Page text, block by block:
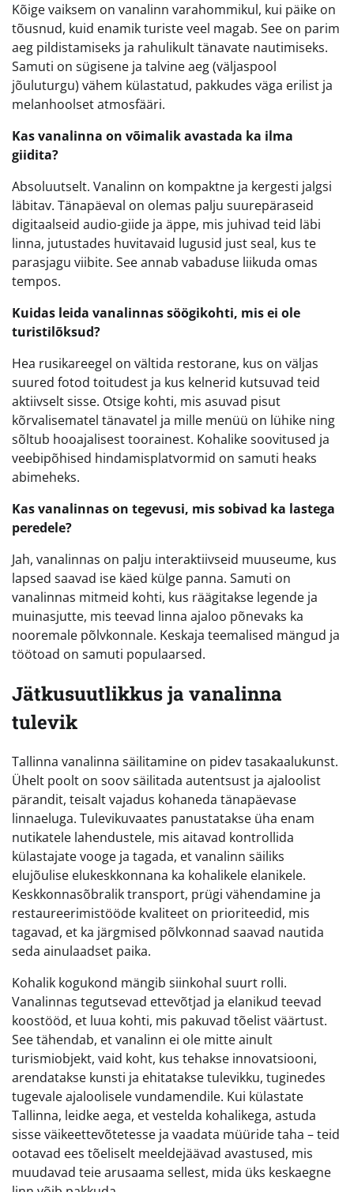
Kõige vaiksem on vanalinn varahommikul, kui päike on
tõusnud, kuid enamik turiste veel magab. See on parim
aeg pildistamiseks ja rahulikult tänavate nautimiseks.
Samuti on sügisene ja talvine aeg (väljaspool
jõuluturgu) vähem külastatud, pakkudes väga erilist ja
melanhoolset atmosfääri.
Kas vanalinna on võimalik avastada ka ilma
giidita?
Absoluutselt. Vanalinn on kompaktne ja kergesti jalgsi
läbitav. Tänapäeval on olemas palju suurepäraseid
digitaalseid audio-giide ja äppe, mis juhivad teid läbi
linna, jutustades huvitavaid lugusid just seal, kus te
parasjagu viibite. See annab vabaduse liikuda omas
tempos.
Kuidas leida vanalinnas söögikohti, mis ei ole
turistilõksud?
Hea rusikareegel on vältida restorane, kus on väljas
suured fotod toitudest ja kus kelnerid kutsuvad teid
aktiivselt sisse. Otsige kohti, mis asuvad pisut
kõrvalisematel tänavatel ja mille menüü on lühike ning
sõltub hooajalisest toorainest. Kohalike soovitused ja
veebipõhised hindamisplatvormid on samuti heaks
abimeheks.
Kas vanalinnas on tegevusi, mis sobivad ka lastega
peredele?
Jah, vanalinnas on palju interaktiivseid muuseume, kus
lapsed saavad ise käed külge panna. Samuti on
vanalinnas mitmeid kohti, kus räägitakse legende ja
muinasjutte, mis teevad linna ajaloo põnevaks ka
nooremale põlvkonnale. Keskaja teemalised mängud ja
töötoad on samuti populaarsed.
Jätkusuutlikkus ja vanalinna
tulevik
Tallinna vanalinna säilitamine on pidev tasakaalukunst.
Ühelt poolt on soov säilitada autentsust ja ajaloolist
pärandit, teisalt vajadus kohaneda tänapäevase
linnaeluga. Tulevikuvaates panustatakse üha enam
nutikatele lahendustele, mis aitavad kontrollida
külastajate vooge ja tagada, et vanalinn säiliks
elujõulise elukeskkonnana ka kohalikele elanikele.
Keskkonnasõbralik transport, prügi vähendamine ja
restaureerimistööde kvaliteet on prioriteedid, mis
tagavad, et ka järgmised põlvkonnad saavad nautida
seda ainulaadset paika.
Kohalik kogukond mängib siinkohal suurt rolli.
Vanalinnas tegutsevad ettevõtjad ja elanikud teevad
koostööd, et luua kohti, mis pakuvad tõelist väärtust.
See tähendab, et vanalinn ei ole mitte ainult
turismiobjekt, vaid koht, kus tehakse innovatsiooni,
arendatakse kunsti ja ehitatakse tulevikku, tuginedes
tugevale ajaloolisele vundamendile. Kui külastate
Tallinna, leidke aega, et vestelda kohalikega, astuda
sisse väikeettevõtetesse ja vaadata müüride taha – teid
ootavad ees tõeliselt meeldejäävad avastused, mis
muudavad teie arusaama sellest, mida üks keskaegne